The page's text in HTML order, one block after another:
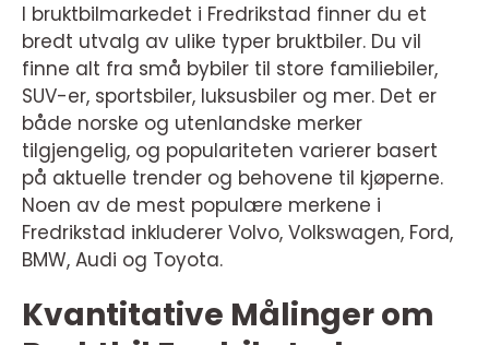
I bruktbilmarkedet i Fredrikstad finner du et
bredt utvalg av ulike typer bruktbiler. Du vil
finne alt fra små bybiler til store familiebiler,
SUV-er, sportsbiler, luksusbiler og mer. Det er
både norske og utenlandske merker
tilgjengelig, og populariteten varierer basert
på aktuelle trender og behovene til kjøperne.
Noen av de mest populære merkene i
Fredrikstad inkluderer Volvo, Volkswagen, Ford,
BMW, Audi og Toyota.
Kvantitative Målinger om